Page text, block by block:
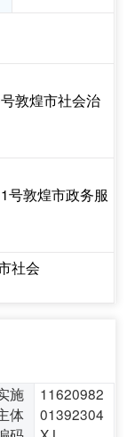
敦煌市社会治
号敦煌市政务服
社会
施
体
11620982
01392304